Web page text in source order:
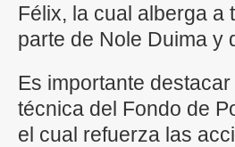
Félix, la cual alberga a
parte de Nole Duima y
Es importante
técnica del Fondo de
el cual refuerza las